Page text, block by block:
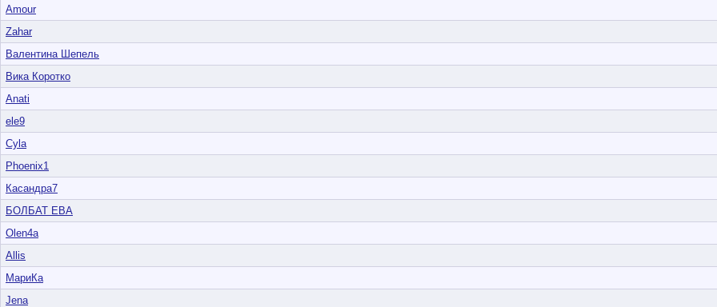
Amour
Zahar
Валентина Шепель
Вика Коротко
Anati
ele9
Cyla
Phoenix1
Касандра7
БОЛБАТ ЕВА
Olen4a
Allis
МариКа
Jena